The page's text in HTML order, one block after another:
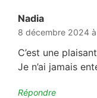
Nadia
8 décembre 2024
C’est une
Je n’ai jamais
Répondre